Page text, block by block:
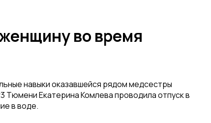
во время
навыки оказавшейся рядом медсестры
Тюмени Екатерина Комлева проводила отпуск в
в воде.